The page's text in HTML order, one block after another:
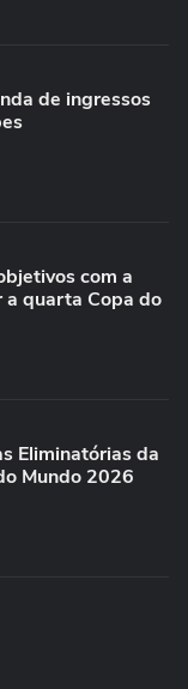
de ingressos
com a
a quarta Copa do
Eliminatórias da
Mundo 2026